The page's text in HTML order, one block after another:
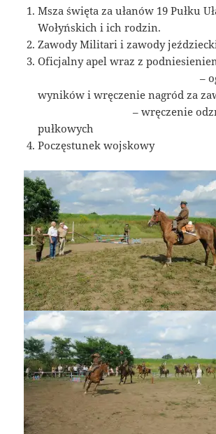
Msza święta za ułanów 19 Pułku
Wołyńskich i ich rodzin.
Zawody Militari i zawody
Oficjalny apel wraz z
–
wyników i wręczenie nagród
– wręczenie
pułkowych
Poczęstunek wojskowy